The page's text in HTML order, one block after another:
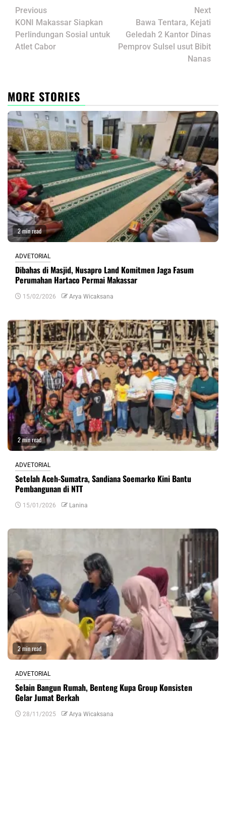
Post
navigation
Previous
KONI Makassar Siapkan
Perlindungan Sosial untuk
Atlet Cabor
Next
Bawa Tentara, Kejati
Geledah 2 Kantor Dinas
Pemprov Sulsel usut Bibit
Nanas
MORE STORIES
2 min read
ADVETORIAL
Dibahas di Masjid, Nusapro Land Komitmen Jaga Fasum
Perumahan Hartaco Permai Makassar
15/02/2026 Arya Wicaksana
2 min read
ADVETORIAL
Setelah Aceh-Sumatra, Sandiana Soemarko Kini Bantu
Pembangunan di NTT
15/01/2026 Lanina
2 min read
ADVETORIAL
Selain Bangun Rumah, Benteng Kupa Group Konsisten
Gelar Jumat Berkah
28/11/2025 Arya Wicaksana